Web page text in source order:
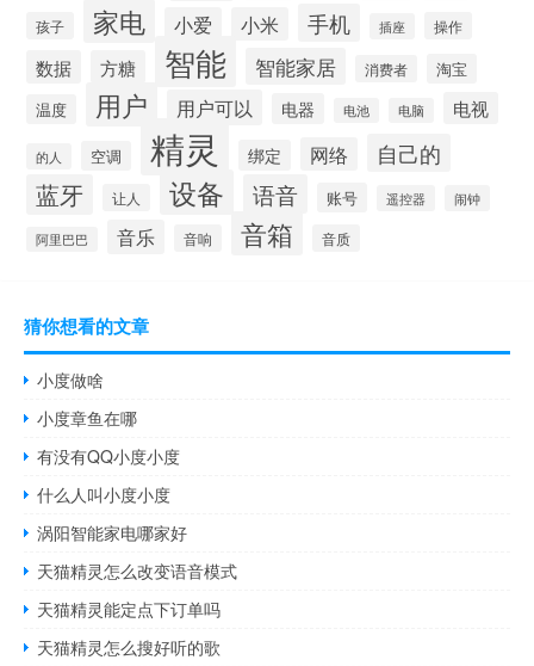
孩子 家电 小爱 小米 手机 插座 操作
数据 方糖 智能 智能家居 消费者
淘宝
温度
用户 用户可以 电器 电池 电脑 电视
的人 空调 精灵 绑定 网络 自己的
蓝牙 让人 设备 语音 账号 遥控器 闹钟
阿里巴巴 音乐 音响 音箱 音质
猜你想看的文章
小度做啥
小度章鱼在哪
有没有QQ小度小度
什么人叫小度小度
涡阳智能家电哪家好
天猫精灵怎么改变语音模式
天猫精灵能定点下订单吗
天猫精灵怎么搜好听的歌